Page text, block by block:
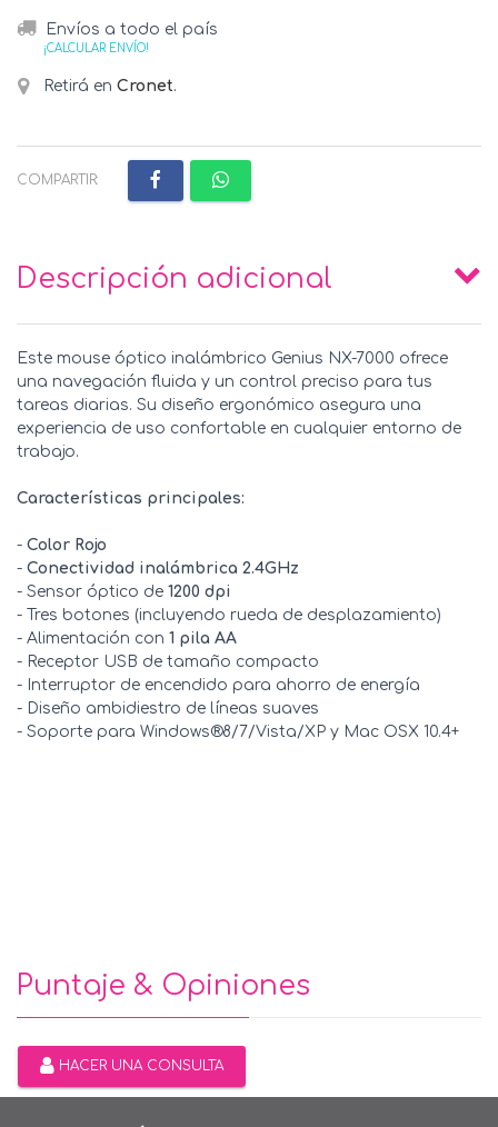
Envíos a todo el país
¡CALCULAR ENVÍO!
Retirá en Cronet.
COMPARTIR:
Descripción adicional
Este mouse óptico inalámbrico Genius NX-7000 ofrece
una navegación fluida y un control preciso para tus
tareas diarias. Su diseño ergonómico asegura una
experiencia de uso confortable en cualquier entorno de
trabajo.
Características principales:
- Color Rojo
- Conectividad inalámbrica 2.4GHz
- Sensor óptico de 1200 dpi
- Tres botones (incluyendo rueda de desplazamiento)
- Alimentación con 1 pila AA
- Receptor USB de tamaño compacto
- Interruptor de encendido para ahorro de energía
- Diseño ambidiestro de líneas suaves
- Soporte para Windows®8/7/Vista/XP y Mac OSX 10.4+
Puntaje & Opiniones
HACER UNA CONSULTA